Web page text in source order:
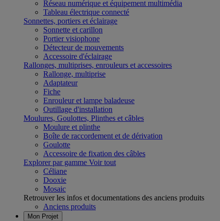
Réseau numérique et équipement multimédia
Tableau électrique connecté
Sonnettes, portiers et éclairage
Sonnette et carillon
Portier visiophone
Détecteur de mouvements
Accessoire d'éclairage
Rallonges, multiprises, enrouleurs et accessoires
Rallonge, multiprise
Adaptateur
Fiche
Enrouleur et lampe baladeuse
Outillage d'installation
Moulures, Goulottes, Plinthes et câbles
Moulure et plinthe
Boîte de raccordement et de dérivation
Goulotte
Accessoire de fixation des câbles
Explorer par gamme Voir tout
Céliane
Dooxie
Mosaic
Retrouver les infos et documentations des anciens produits
Anciens produits
Mon Projet